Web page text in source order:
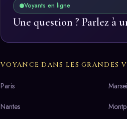
Voyants en ligne
Une question ? Parlez à
VOYANCE DANS LES GRANDES
Paris
Nantes